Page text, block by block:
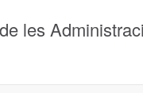
les